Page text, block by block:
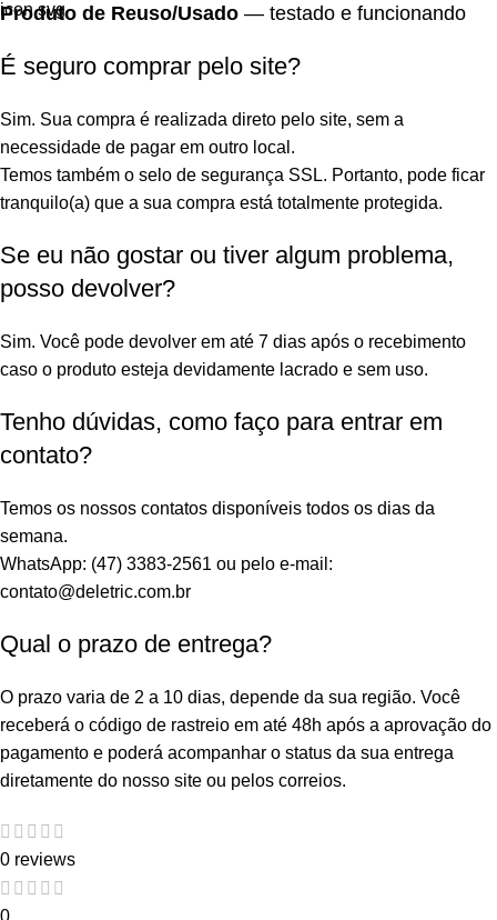
Produto de Reuso/Usado — testado e funcionando
É seguro comprar pelo site?
Sim. Sua compra é realizada direto pelo site, sem a
necessidade de pagar em outro local.
Temos também o selo de segurança SSL. Portanto, pode ficar
tranquilo(a) que a sua compra está totalmente protegida.
Se eu não gostar ou tiver algum problema,
posso devolver?
Sim. Você pode devolver em até 7 dias após o recebimento
caso o produto esteja devidamente lacrado e sem uso.
Tenho dúvidas, como faço para entrar em
contato?
Temos os nossos contatos disponíveis todos os dias da
semana.
WhatsApp: (47) 3383-2561 ou pelo e-mail:
contato@deletric.com.br
Qual o prazo de entrega?
O prazo varia de 2 a 10 dias, depende da sua região. Você
receberá o código de rastreio em até 48h após a aprovação do
pagamento e poderá acompanhar o status da sua entrega
diretamente do nosso site ou pelos correios.
0 reviews
0